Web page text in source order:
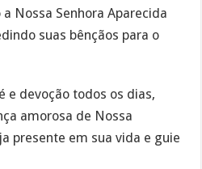
Nossa Senhora Aparecida
suas bênçãos para o
e devoção todos os dias,
amorosa de Nossa
presente em sua vida e guie